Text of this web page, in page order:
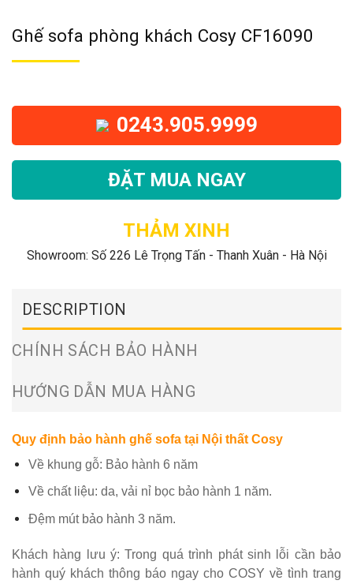
Ghế sofa phòng khách Cosy CF16090
0243.905.9999
ĐẶT MUA NGAY
THẢM XINH
Showroom: Số 226 Lê Trọng Tấn - Thanh Xuân - Hà Nội
DESCRIPTION
CHÍNH SÁCH BẢO HÀNH
HƯỚNG DẪN MUA HÀNG
Quy định bảo hành ghế sofa tại Nội thất Cosy
Về khung gỗ: Bảo hành 6 năm
Về chất liệu: da, vải nỉ bọc bảo hành 1 năm.
Đệm mút bảo hành 3 năm.
Khách hàng lưu ý: Trong quá trình phát sinh lỗi cần bảo
hành quý khách thông báo ngay cho COSY về tình trang